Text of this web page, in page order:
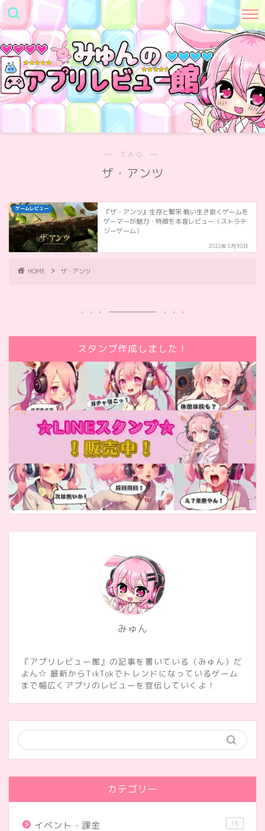
― TAG ―
ザ・アンツ
ゲームレビュー
『ザ・アンツ』生存と繁栄 戦い生き抜くゲームを
ゲーマーが魅力・特徴を本音レビュー（ストラテ
ジーゲーム）
2022年5月30日
HOME ザ・アンツ
スタンプ作成しました！
みゅん
『アプリレビュー館』の記事を書いている（みゅん）だ
よん☆ 最新からTikTokでトレンドになっているゲーム
まで幅広くアプリのレビューを宣伝していくよ！
カテゴリー
イベント・課金 16